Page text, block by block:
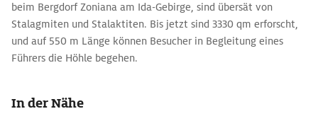
beim Bergdorf Zoniana am Ida-Gebirge, sind übersät von
Stalagmiten und Stalaktiten. Bis jetzt sind 3330 qm erforscht,
und auf 550 m Länge können Besucher in Begleitung eines
Führers die Höhle begehen.
In der Nähe